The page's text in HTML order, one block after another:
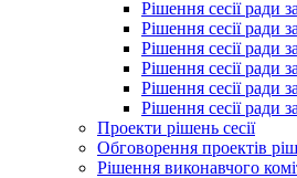
Рішення сесії ради
Рішення сесії ради
Рішення сесії ради
Рішення сесії ради
Рішення сесії ради
Рішення сесії ради
Проекти рішень сесії
Обговорення проектів
Рішення виконавчого